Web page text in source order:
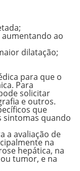
aumentando ao
dilatação;
para que o
Para
solicitar
e outros.
que
sintomas quando
a avaliação de
na
hepática, na
tumor, e na